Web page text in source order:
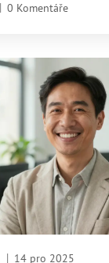
0 Komentáře
14 pro 2025